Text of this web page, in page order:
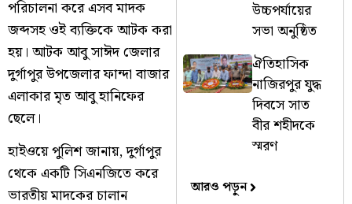
পরিচালনা করে এসব মাদক
জব্দসহ ওই ব্যক্তিকে আটক করা
হয়। আটক আবু সাঈদ জেলার
দুর্গাপুর উপজেলার ফান্দা বাজার
এলাকার মৃত আবু হানিফের
ছেলে।
হাইওয়ে পুলিশ জানায়, দুর্গাপুর
থেকে একটি সিএনজিতে করে
ভারতীয় মাদকের চালান
উচ্চপর্যায়ের
সভা অনুষ্ঠিত
ঐতিহাসিক
নাজিরপুর যুদ্ধ
দিবসে সাত
বীর শহীদকে
স্মরণ
আরও পড়ুন